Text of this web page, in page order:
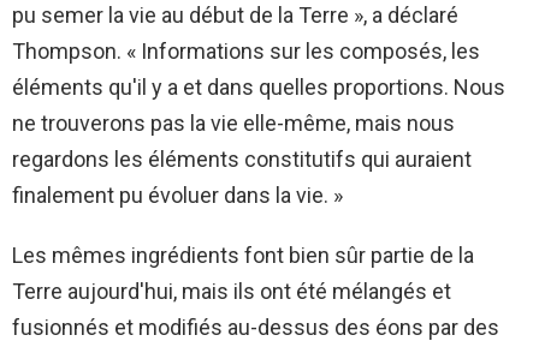
pu semer la vie au début de la Terre », a déclaré
Thompson. « Informations sur les composés, les
éléments qu'il y a et dans quelles proportions. Nous
ne trouverons pas la vie elle-même, mais nous
regardons les éléments constitutifs qui auraient
finalement pu évoluer dans la vie. »
Les mêmes ingrédients font bien sûr partie de la
Terre aujourd'hui, mais ils ont été mélangés et
fusionnés et modifiés au-dessus des éons par des